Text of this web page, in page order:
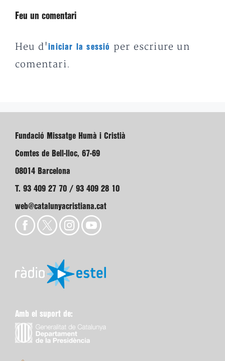
Feu un comentari
Heu d'iniciar la sessió
per escriure un
comentari.
Fundació Missatge Humà i Cristià
Comtes de Bell-lloc, 67-69
08014 Barcelona
T. 93 409 27 70 / 93 409 28 10
web@catalunyacristiana.cat
Amb el suport de: